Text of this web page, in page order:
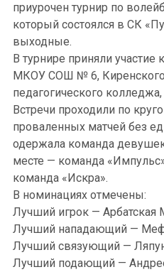
приурочен турнир по
который состоялся в СК
выходные.
В турнире приняли
МКОУ СОШ № 6, Киренского
педагогического
Встречи проходили по
проваленных матчей без
одержала команда
месте — команда
команда «Искра».
В номинациях отмечены:
Лучший игрок — Арбатская
Лучший нападающий —
Лучший связующий —
Лучший подающий —